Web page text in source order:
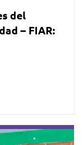
del
– FIAR: